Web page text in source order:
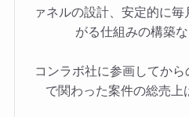
ァネルの設計、安定的に毎
がる仕組みの構築な
コンラボ社に参画してか
で関わった案件の総売上